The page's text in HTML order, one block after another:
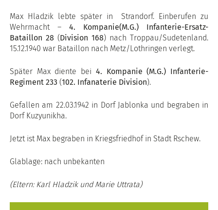
Max Hladzik lebte später in Strandorf. Einberufen zu
Wehrmacht – 4. Kompanie(M.G.) Infanterie-Ersatz-
Bataillon 28 (Division 168) nach Troppau/Sudetenland.
15.12.1940 war Bataillon nach Metz/Lothringen verlegt.
Später Max diente bei 4. Kompanie (M.G.) Infanterie-
Regiment 233 (102. Infanaterie Division).
Gefallen am 22.03.1942 in Dorf Jablonka und begraben in
Dorf Kuzyunikha.
Jetzt ist Max begraben in Kriegsfriedhof in Stadt Rschew.
Glablage: nach unbekanten
(Eltern: Karl Hladzik und Marie Uttrata)